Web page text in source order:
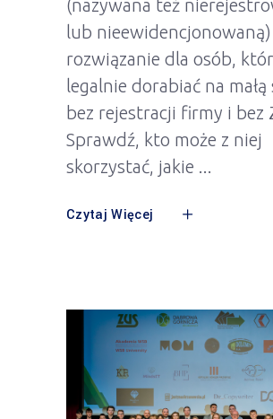
(nazywana też
lub
rozwiązanie dla osób,
legalnie dorabiać na małą
bez rejestracji firmy i bez
Sprawdź, kto może z niej
skorzystać, jakie
Czytaj Więcej